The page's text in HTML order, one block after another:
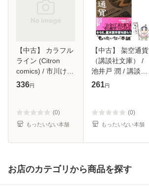
【中古】 カラフル
ライン (Citron
comics) / 市川けい
/ シリカ編集部 [コ
336円
(0)
もったいない本舗
【中古】 架空通貨
（講談社文庫） /
池井戸 潤 / 講談社
[文庫]【メール便送
261円
(0)
もったいない本舗
お店のカテゴリから商品を探す